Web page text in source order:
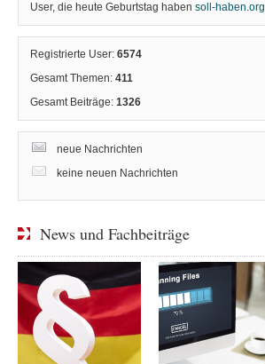
User, die heute Geburtstag habensoll-haben.org
Registrierte User:6574
Gesamt Themen:411
Gesamt Beiträge:1326
neue Nachrichten
keine neuen Nachrichten
News und Fachbeiträge